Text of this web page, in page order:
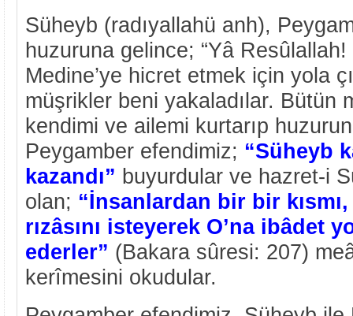
Süheyb (radıyallahü anh),
huzuruna gelince; “Yâ Resûlallah!
Medine’ye hicret etmek için yola
müşrikler beni yakaladılar. Bütün
kendimi ve ailemi kurtarıp
Peygamber efendimiz; “Süheyb
kazandı” buyurdular ve hazret-i
olan; “İnsanlardan bir bir
rızâsını isteyerek O’na ibâdet
ederler” (Bakara sûresi: 207)
kerîmesini okudular.